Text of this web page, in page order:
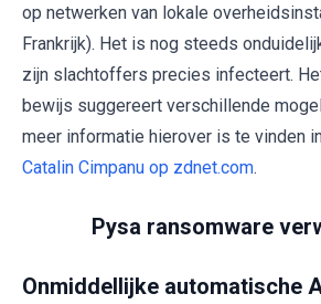
op netwerken van lokale
Frankrijk). Het is nog steeds
zijn slachtoffers precies infecteert.
bewijs suggereert verschillende
meer informatie hierover is te vinden
Catalin Cimpanu op zdnet.com.
Pysa ransomware
Onmiddellijke automatische